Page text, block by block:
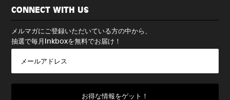
CONNECT WITH US
メルマガにご登録いただいている方の中から、
抽選で毎月Inkboxを無料でお届け！